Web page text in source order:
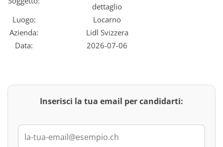
dettaglio
Luogo:
Locarno
Azienda:
Lidl Svizzera
Data:
2026-07-06
Inserisci la tua email per candidarti: